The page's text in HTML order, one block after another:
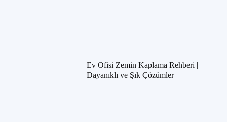
Ev Ofisi Zemin Kaplama Rehberi |
Dayanıklı ve Şık Çözümler